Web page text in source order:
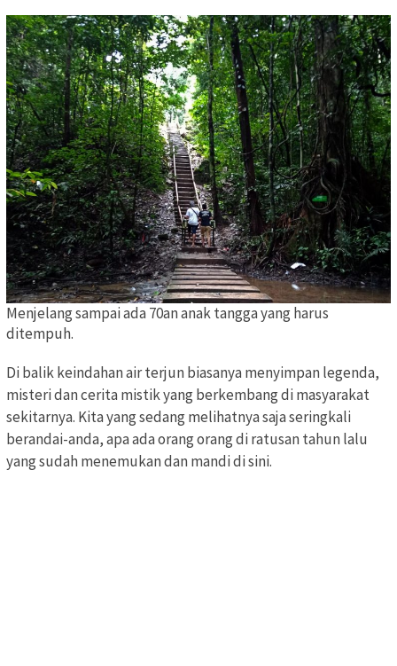
Menjelang sampai ada 70an anak tangga yang harus
ditempuh.
Di balik keindahan air terjun biasanya menyimpan legenda,
misteri dan cerita mistik yang berkembang di masyarakat
sekitarnya. Kita yang sedang melihatnya saja seringkali
berandai-anda, apa ada orang orang di ratusan tahun lalu
yang sudah menemukan dan mandi di sini.